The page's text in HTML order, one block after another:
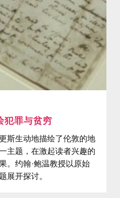
犯罪与贫穷
斯生动地描绘了伦敦的地
主题，在激起读者兴趣的
。约翰·鲍温教授以原始
展开探讨。